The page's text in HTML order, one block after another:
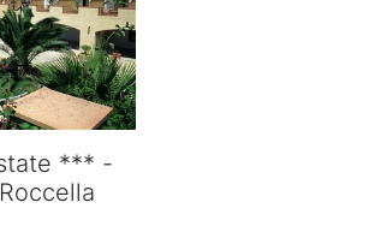
*** -